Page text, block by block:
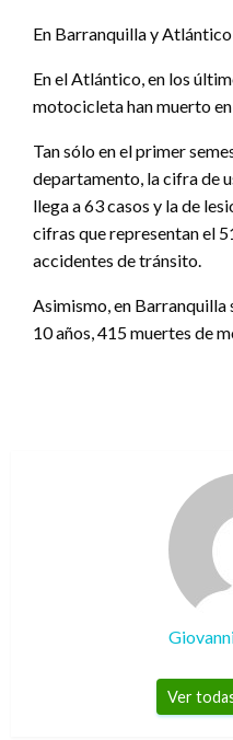
En Barranquilla y Atlántico
En el Atlántico, en los
motocicleta han muerto
Tan sólo en el primer
departamento, la cifra de
llega a 63 casos y la de
cifras que representan el
accidentes de tránsito.
Asimismo, en
10 años, 415 muertes de
Ver